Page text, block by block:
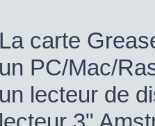
La carte
un PC/Mac/
un lecteur de